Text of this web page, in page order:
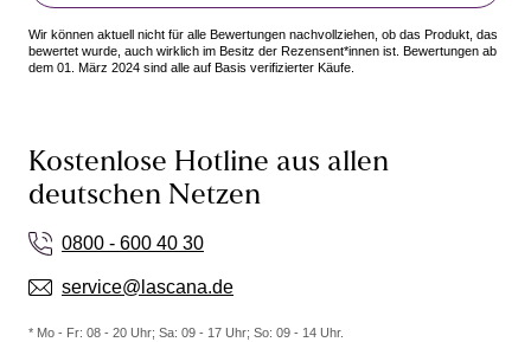
Wir können aktuell nicht für alle Bewertungen nachvollziehen, ob das Produkt, das
bewertet wurde, auch wirklich im Besitz der Rezensent*innen ist. Bewertungen ab
dem 01. März 2024 sind alle auf Basis verifizierter Käufe.
Kostenlose Hotline aus allen
deutschen Netzen
0800 - 600 40 30
service@lascana.de
* Mo - Fr: 08 - 20 Uhr; Sa: 09 - 17 Uhr; So: 09 - 14 Uhr.